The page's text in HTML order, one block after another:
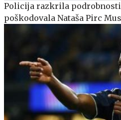
Policija razkrila podrobnosti
poškodovala Nataša Pirc